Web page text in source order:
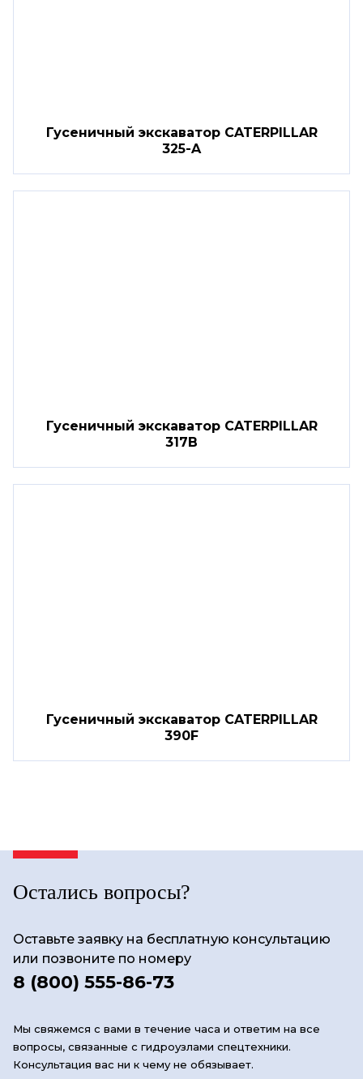
Гусеничный экскаватор CATERPILLAR
325-A
Гусеничный экскаватор CATERPILLAR
317B
Гусеничный экскаватор CATERPILLAR
390F
Остались вопросы?
Оставьте заявку на бесплатную консультацию
или позвоните по номеру
8 (800) 555-86-73
Мы свяжемся с вами в течение часа и ответим на все
вопросы, связанные с гидроузлами спецтехники.
Консультация вас ни к чему не обязывает.